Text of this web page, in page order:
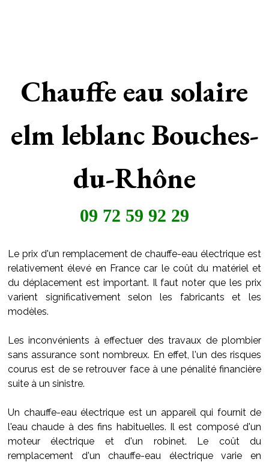
Chauffe eau solaire
elm leblanc Bouches-
du-Rhône
09 72 59 92 29
Le prix d'un remplacement de chauffe-eau électrique est
relativement élevé en France car le coût du matériel et
du déplacement est important. Il faut noter que les prix
varient significativement selon les fabricants et les
modèles.
Les inconvénients à effectuer des travaux de plombier
sans assurance sont nombreux. En effet, l'un des risques
courus est de se retrouver face à une pénalité financière
suite à un sinistre.
Un chauffe-eau électrique est un appareil qui fournit de
l'eau chaude à des fins habituelles. Il est composé d'un
moteur électrique et d'un robinet. Le coût du
remplacement d'un chauffe-eau électrique varie en